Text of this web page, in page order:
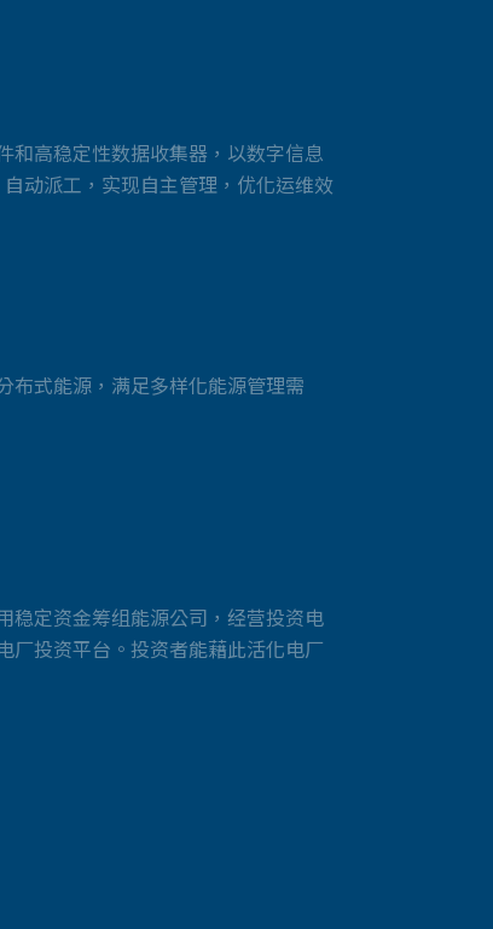
和高稳定性数据收集器，以数字信息
动派工，实现自主管理，优化运维效
布式能源，满足多样化能源管理需
稳定资金筹组能源公司，经营投资电
厂投资平台。投资者能藉此活化电厂